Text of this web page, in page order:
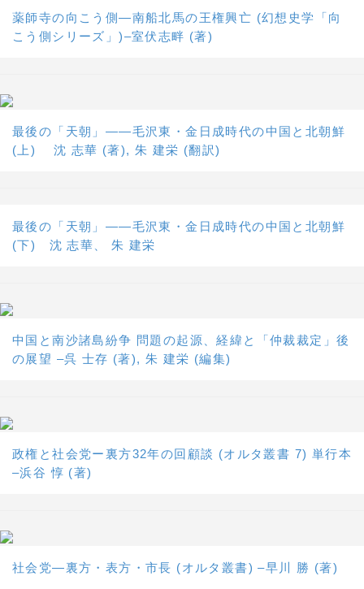
薬師寺の向こう側―南船北馬の王権興亡 (幻想史学「向
こう側シリーズ」)–室伏志畔 (著)
最後の「天朝」――毛沢東・金日成時代の中国と北朝鮮
(上) 沈 志華 (著), 朱 建栄 (翻訳)
最後の「天朝」――毛沢東・金日成時代の中国と北朝鮮
(下) 沈 志華、 朱 建栄
中国と南沙諸島紛争 問題の起源、経緯と「仲裁裁定」後
の展望 –呉 士存 (著), 朱 建栄 (編集)
政権と社会党ー裏方32年の回顧談 (オルタ叢書 7) 単行本
–浜谷 惇 (著)
社会党―裏方・表方・市長 (オルタ叢書) –早川 勝 (著)